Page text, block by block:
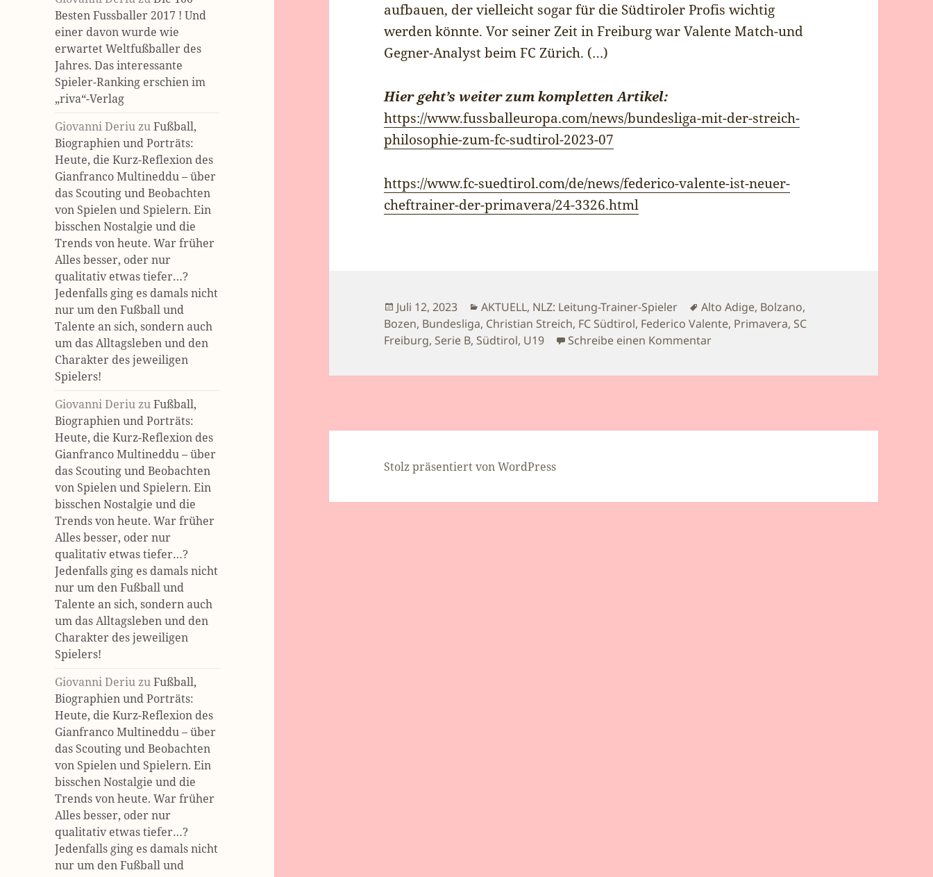
Besten Fussballer 2017 ! Und
einer davon wurde wie
erwartet Weltfußballer des
Jahres. Das interessante
Spieler-Ranking erschien im
„riva“-Verlag
Giovanni DeriuzuFußball,
Biographien und Porträts:
Heute, die Kurz-Reflexion des
Gianfranco Multineddu – über
das Scouting und Beobachten
von Spielen und Spielern. Ein
bisschen Nostalgie und die
Trends von heute. War früher
Alles besser, oder nur
qualitativ etwas tiefer…?
Jedenfalls ging es damals nicht
nur um den Fußball und
Talente an sich, sondern auch
um das Alltagsleben und den
Charakter des jeweiligen
Spielers!
Giovanni DeriuzuFußball,
Biographien und Porträts:
Heute, die Kurz-Reflexion des
Gianfranco Multineddu – über
das Scouting und Beobachten
von Spielen und Spielern. Ein
bisschen Nostalgie und die
Trends von heute. War früher
Alles besser, oder nur
qualitativ etwas tiefer…?
Jedenfalls ging es damals nicht
nur um den Fußball und
Talente an sich, sondern auch
um das Alltagsleben und den
Charakter des jeweiligen
Spielers!
Giovanni DeriuzuFußball,
Biographien und Porträts:
Heute, die Kurz-Reflexion des
Gianfranco Multineddu – über
das Scouting und Beobachten
von Spielen und Spielern. Ein
bisschen Nostalgie und die
Trends von heute. War früher
Alles besser, oder nur
qualitativ etwas tiefer…?
Jedenfalls ging es damals nicht
nur um den Fußball und
aufbauen, der vielleicht sogar für die Südtiroler Profis wichtig
werden könnte. Vor seiner Zeit in Freiburg war Valente Match-und
Gegner-Analyst beim FC Zürich. (…)
Hier geht’s weiter zum kompletten Artikel:
https://www.fussballeuropa.com/news/bundesliga-mit-der-streich-
philosophie-zum-fc-sudtirol-2023-07
https://www.fc-suedtirol.com/de/news/federico-valente-ist-neuer-
cheftrainer-der-primavera/24-3326.html
Veröffentlicht
am
Juli 12, 2023 Kategorien
AKTUELL, NLZ: Leitung-Trainer-Spieler Schlagwörter
Alto Adige, Bolzano,
Bozen, Bundesliga, Christian Streich, FC Südtirol, Federico Valente, Primavera, SC
Freiburg, Serie B, Südtirol, U19 Schreibe einen Kommentarzu Juniorenfußball U19: Christian Streich
Stolz präsentiert von WordPress